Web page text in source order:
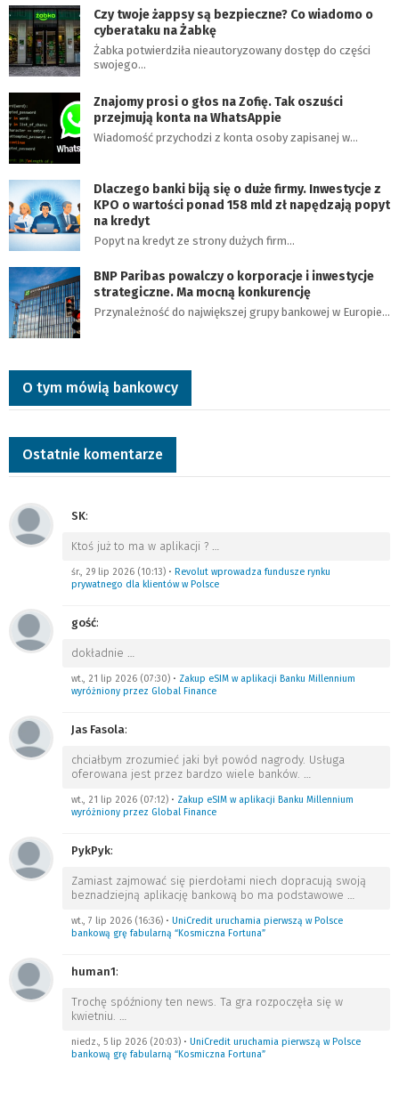
Czy twoje żappsy są bezpieczne? Co wiadomo o
cyberataku na Żabkę
Żabka potwierdziła nieautoryzowany dostęp do części
swojego…
Znajomy prosi o głos na Zofię. Tak oszuści
przejmują konta na WhatsAppie
Wiadomość przychodzi z konta osoby zapisanej w…
Dlaczego banki biją się o duże firmy. Inwestycje z
KPO o wartości ponad 158 mld zł napędzają popyt
na kredyt
Popyt na kredyt ze strony dużych firm…
BNP Paribas powalczy o korporacje i inwestycje
strategiczne. Ma mocną konkurencję
Przynależność do największej grupy bankowej w Europie…
O tym mówią bankowcy
Ostatnie komentarze
SK:
Ktoś już to ma w aplikacji ?
śr., 29 lip 2026 (10:13) • Revolut wprowadza fundusze rynku
prywatnego dla klientów w Polsce
gość:
dokładnie
wt., 21 lip 2026 (07:30) • Zakup eSIM w aplikacji Banku Millennium
wyróżniony przez Global Finance
Jas Fasola:
chciałbym zrozumieć jaki był powód nagrody. Usługa
oferowana jest przez bardzo wiele banków.
wt., 21 lip 2026 (07:12) • Zakup eSIM w aplikacji Banku Millennium
wyróżniony przez Global Finance
PykPyk:
Zamiast zajmować się pierdołami niech dopracują swoją
beznadziejną aplikację bankową bo ma podstawowe
wt., 7 lip 2026 (16:36) • UniCredit uruchamia pierwszą w Polsce
bankową grę fabularną “Kosmiczna Fortuna”
human1:
Trochę spóźniony ten news. Ta gra rozpoczęła się w
kwietniu.
niedz., 5 lip 2026 (20:03) • UniCredit uruchamia pierwszą w Polsce
bankową grę fabularną “Kosmiczna Fortuna”